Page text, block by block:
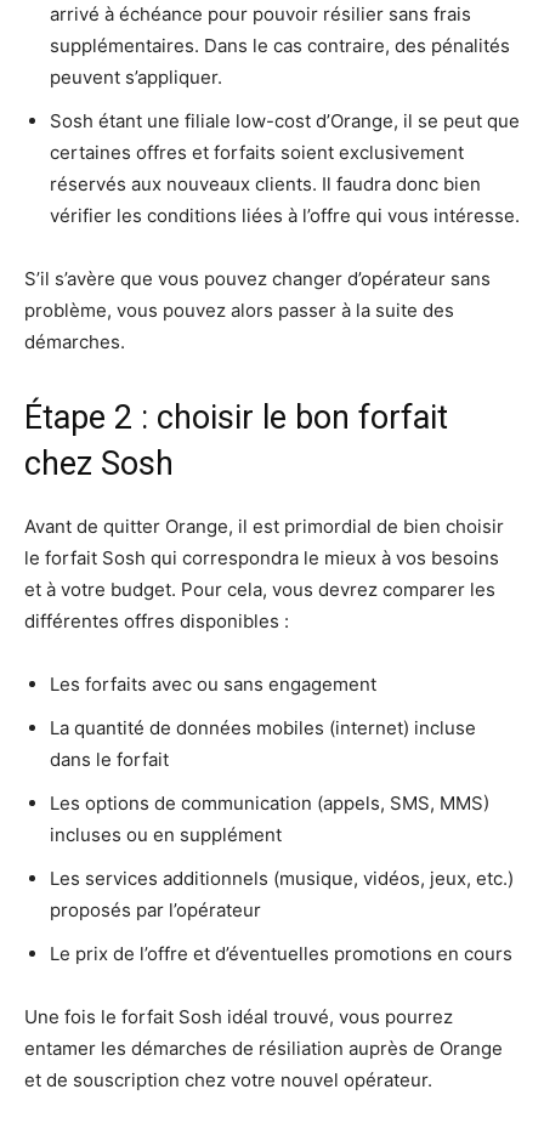
arrivé à échéance pour pouvoir résilier sans frais
supplémentaires. Dans le cas contraire, des pénalités
peuvent s’appliquer.
Sosh étant une filiale low-cost d’Orange, il se peut que
certaines offres et forfaits soient exclusivement
réservés aux nouveaux clients. Il faudra donc bien
vérifier les conditions liées à l’offre qui vous intéresse.
S’il s’avère que vous pouvez changer d’opérateur sans
problème, vous pouvez alors passer à la suite des
démarches.
Étape 2 : choisir le bon forfait
chez Sosh
Avant de quitter Orange, il est primordial de bien choisir
le forfait Sosh qui correspondra le mieux à vos besoins
et à votre budget. Pour cela, vous devrez comparer les
différentes offres disponibles :
Les forfaits avec ou sans engagement
La quantité de données mobiles (internet) incluse
dans le forfait
Les options de communication (appels, SMS, MMS)
incluses ou en supplément
Les services additionnels (musique, vidéos, jeux, etc.)
proposés par l’opérateur
Le prix de l’offre et d’éventuelles promotions en cours
Une fois le forfait Sosh idéal trouvé, vous pourrez
entamer les démarches de résiliation auprès de Orange
et de souscription chez votre nouvel opérateur.